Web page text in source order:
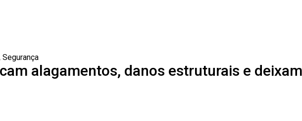
Segurança
alagamentos, danos estruturais e